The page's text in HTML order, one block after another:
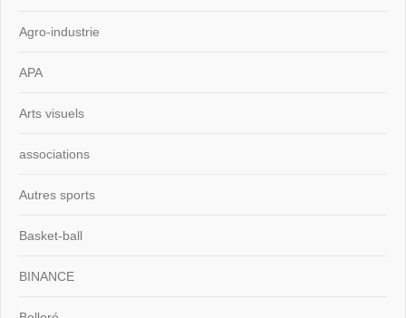
Agro-industrie
APA
Arts visuels
associations
Autres sports
Basket-ball
BINANCE